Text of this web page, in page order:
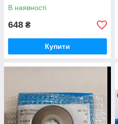
В наявності
648 ₴
Купити